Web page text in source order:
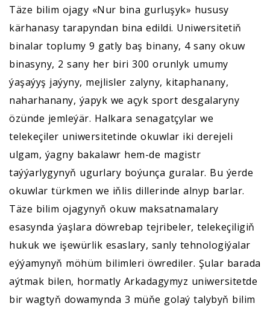
Täze bilim ojagy «Nur bina gurluşyk» hususy
kärhanasy tarapyndan bina edildi. Uniwersitetiň
binalar toplumy 9 gatly baş binany, 4 sany okuw
binasyny, 2 sany her biri 300 orunlyk umumy
ýaşaýyş jaýyny, mejlisler zalyny, kitaphanany,
naharhanany, ýapyk we açyk sport desgalaryny
özünde jemleýär. Halkara senagatçylar we
telekeçiler uniwersitetinde okuwlar iki derejeli
ulgam, ýagny bakalawr hem-de magistr
taýýarlygynyň ugurlary boýunça guralar. Bu ýerde
okuwlar türkmen we iňlis dillerinde alnyp barlar.
Täze bilim ojagynyň okuw maksatnamalary
esasynda ýaşlara döwrebap tejribeler, telekeçiligiň
hukuk we işewürlik esaslary, sanly tehnologiýalar
eýýamynyň möhüm bilimleri öwrediler. Şular barada
aýtmak bilen, hormatly Arkadagymyz uniwersitetde
bir wagtyň dowamynda 3 müňe golaý talybyň bilim